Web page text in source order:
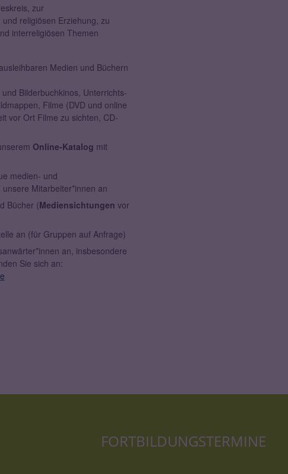
zur
religiösen Erziehung, zu
interreligiösen Themen
Medien und Büchern
Bilderbuchkinos, Unterrichts-
Filme (DVD und online
vor Ort Filme zu sichten, CD-
Online-Katalog mit
medien- und
Mitarbeiter*innen an
Bücher (Mediensichtungen vor
an (für Gruppen auf Anfrage)
an, insbesondere
Sie sich an:
FORTBILDUNGSTERMINE